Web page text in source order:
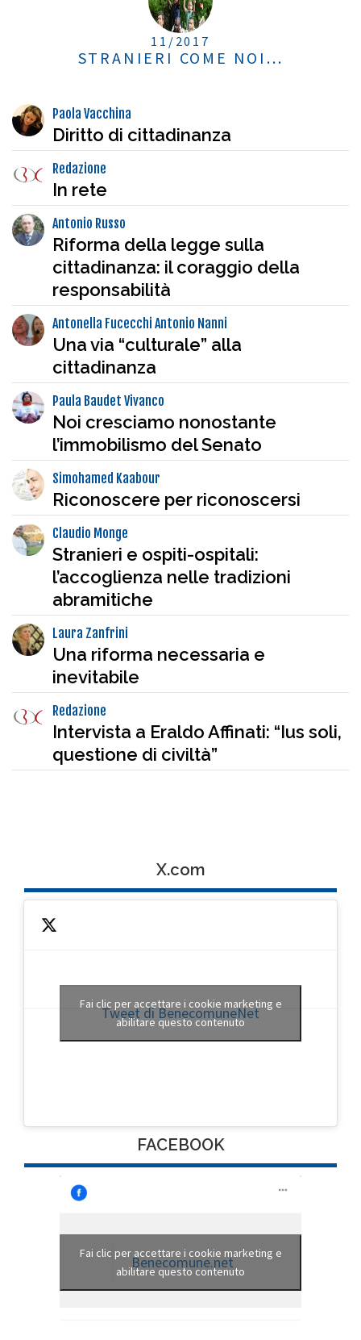
11/2017
STRANIERI COME NOI...
Paola Vacchina
Diritto di cittadinanza
Redazione
In rete
Antonio Russo
Riforma della legge sulla
cittadinanza: il coraggio della
responsabilità
Antonella Fucecchi Antonio Nanni
Una via “culturale” alla
cittadinanza
Paula Baudet Vivanco
Noi cresciamo nonostante
l’immobilismo del Senato
Simohamed Kaabour
Riconoscere per riconoscersi
Claudio Monge
Stranieri e ospiti-ospitali:
l’accoglienza nelle tradizioni
abramitiche
Laura Zanfrini
Una riforma necessaria e
inevitabile
Redazione
Intervista a Eraldo Affinati: “Ius soli,
questione di civiltà”
X.com
Tweet di BenecomuneNet
Fai clic per accettare i cookie marketing e
abilitare questo contenuto
FACEBOOK
Benecomune.net
Fai clic per accettare i cookie marketing e
abilitare questo contenuto